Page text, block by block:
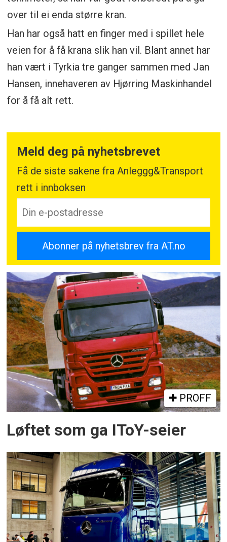
over til ei enda større kran.
Han har også hatt en finger med i spillet hele
veien for å få krana slik han vil. Blant annet har
han vært i Tyrkia tre ganger sammen med Jan
Hansen, innehaveren av Hjørring Maskinhandel
for å få alt rett.
Meld deg på nyhetsbrevet
Få de siste sakene fra Anleggg&Transport
rett i innboksen
PROFF
Løftet som ga IToY-seier